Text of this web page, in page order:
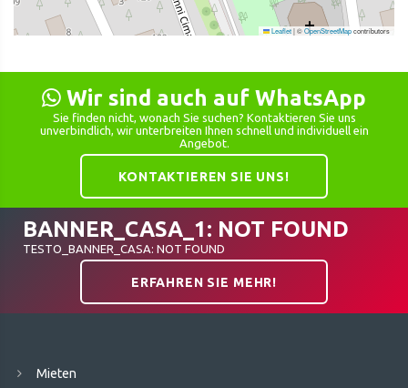
Leaflet|©OpenStreetMapcontributors
Wir sind auch auf WhatsApp
Sie finden nicht, wonach Sie suchen? Kontaktieren Sie uns
unverbindlich, wir unterbreiten Ihnen schnell und individuell ein
Angebot.
KONTAKTIEREN SIE UNS!
BANNER_CASA_1: NOT FOUND
TESTO_BANNER_CASA: NOT FOUND
ERFAHREN SIE MEHR!
Mieten